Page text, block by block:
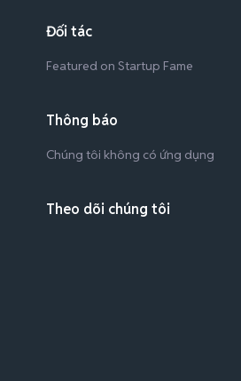
Đối tác
Featured on Startup Fame
Thông báo
Chúng tôi không có ứng dụng
Theo dõi chúng tôi